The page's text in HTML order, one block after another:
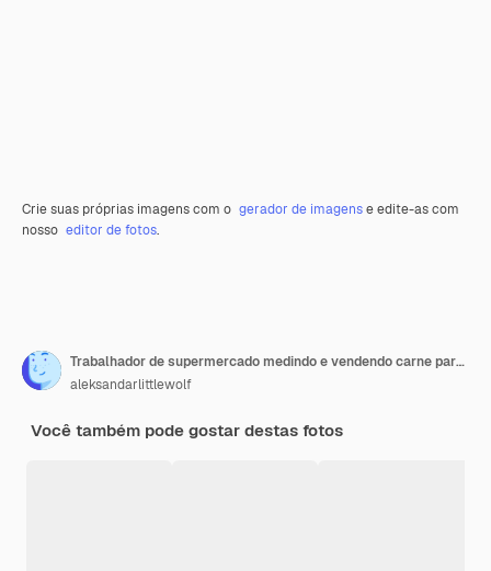
Crie suas próprias imagens com o gerador de imagense edite-as com
nosso editor de fotos.
Trabalhador de supermercado medindo e vendendo carne para o cliente
aleksandarlittlewolf
Você também pode gostar destas fotos